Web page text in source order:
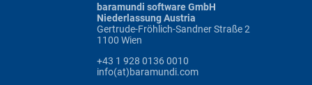
baramundi software GmbH
Niederlassung Austria
Gertrude-Fröhlich-Sandner Straße 2
1100 Wien
+43 1 928 0136 0010
info(at)baramundi.com